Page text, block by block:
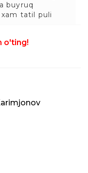
buyruq
tatil puli
shartmi? Ishga
taxrirlangan
o'ting!